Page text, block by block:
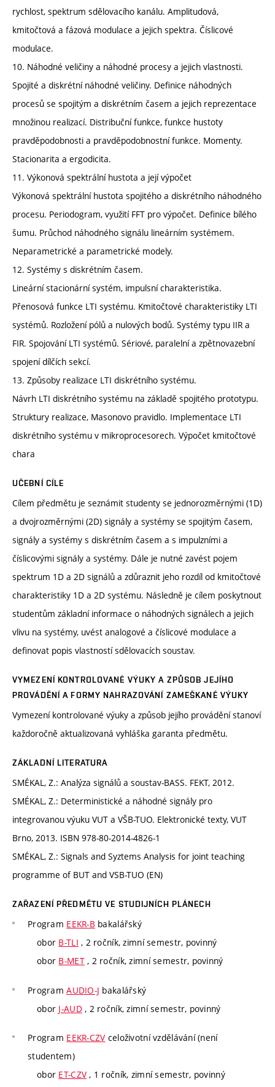
rychlost, spektrum sdělovacího kanálu. Amplitudová,
kmitočtová a fázová modulace a jejich spektra. Číslicové
modulace.
10. Náhodné veličiny a náhodné procesy a jejich vlastnosti.
Spojité a diskrétní náhodné veličiny. Definice náhodných
procesů se spojitým a diskrétním časem a jejich reprezentace
množinou realizací. Distribuční funkce, funkce hustoty
pravděpodobnosti a pravděpodobnostní funkce. Momenty.
Stacionarita a ergodicita.
11. Výkonová spektrální hustota a její výpočet
Výkonová spektrální hustota spojitého a diskrétního náhodného
procesu. Periodogram, využití FFT pro výpočet. Definice bílého
šumu. Průchod náhodného signálu lineárním systémem.
Neparametrické a parametrické modely.
12. Systémy s diskrétním časem.
Lineární stacionární systém, impulsní charakteristika.
Přenosová funkce LTI systému. Kmitočtové charakteristiky LTI
systémů. Rozložení pólů a nulových bodů. Systémy typu IIR a
FIR. Spojování LTI systémů. Sériové, paralelní a zpětnovazební
spojení dílčích sekcí.
13. Způsoby realizace LTI diskrétního systému.
Návrh LTI diskrétního systému na základě spojitého prototypu.
Struktury realizace, Masonovo pravidlo. Implementace LTI
diskrétního systému v mikroprocesorech. Výpočet kmitočtové
chara
UČEBNÍ CÍLE
Cílem předmětu je seznámit studenty se jednorozměrnými (1D)
a dvojrozměrnými (2D) signály a systémy se spojitým časem,
signály a systémy s diskrétním časem a s impulzními a
číslicovými signály a systémy. Dále je nutné zavést pojem
spektrum 1D a 2D signálů a zdůraznit jeho rozdíl od kmitočtové
charakteristiky 1D a 2D systému. Následně je cílem poskytnout
studentům základní informace o náhodných signálech a jejich
vlivu na systémy, uvést analogové a číslicové modulace a
definovat popis vlastností sdělovacích soustav.
VYMEZENÍ KONTROLOVANÉ VÝUKY A ZPŮSOB JEJÍHO
PROVÁDĚNÍ A FORMY NAHRAZOVÁNÍ ZAMEŠKANÉ VÝUKY
Vymezení kontrolované výuky a způsob jejího provádění stanoví
každoročně aktualizovaná vyhláška garanta předmětu.
ZÁKLADNÍ LITERATURA
SMÉKAL, Z.: Analýza signálů a soustav-BASS. FEKT, 2012.
SMÉKAL, Z.: Deterministické a náhodné signály pro
integrovanou výuku VUT a VŠB-TUO. Elektronické texty, VUT
Brno, 2013. ISBN 978-80-2014-4826-1
SMÉKAL, Z.: Signals and Syztems Analysis for joint teaching
programme of BUT and VSB-TUO (EN)
ZAŘAZENÍ PŘEDMĚTU VE STUDIJNÍCH PLÁNECH
Program EEKR-B bakalářský
obor B-TLI , 2 ročník, zimní semestr, povinný
obor B-MET, 2 ročník, zimní semestr, povinný
ProgramAUDIO-J bakalářský
obor J-AUD, 2 ročník, zimní semestr, povinný
Program EEKR-CZV celoživotní vzdělávání (není
studentem)
obor ET-CZV , 1 ročník, zimní semestr, povinný